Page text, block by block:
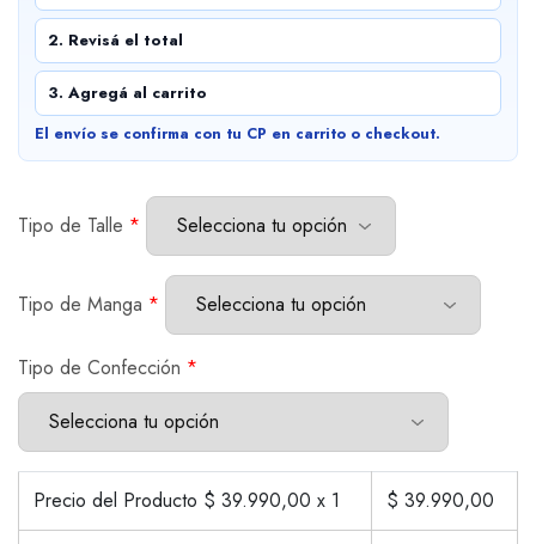
2. Revisá el total
3. Agregá al carrito
El envío se confirma con tu CP en carrito o checkout.
Tipo de Talle *
Tipo de Manga *
Tipo de Confección *
Precio del Producto $ 39.990,00 x 1 $ 39.990,00